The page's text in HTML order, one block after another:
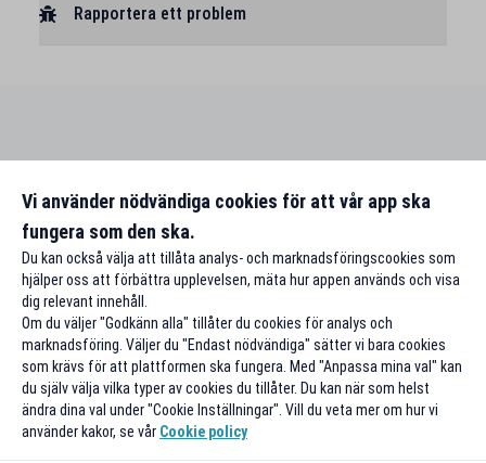
Rapportera ett problem
Vi använder nödvändiga cookies för att vår app ska
fungera som den ska.
Du kan också välja att tillåta analys- och marknadsföringscookies som
hjälper oss att förbättra upplevelsen, mäta hur appen används och visa
dig relevant innehåll.
Om du väljer "Godkänn alla" tillåter du cookies för analys och
marknadsföring. Väljer du "Endast nödvändiga" sätter vi bara cookies
som krävs för att plattformen ska fungera. Med "Anpassa mina val" kan
du själv välja vilka typer av cookies du tillåter. Du kan när som helst
ändra dina val under "Cookie Inställningar". Vill du veta mer om hur vi
använder kakor, se vår Cookie policy